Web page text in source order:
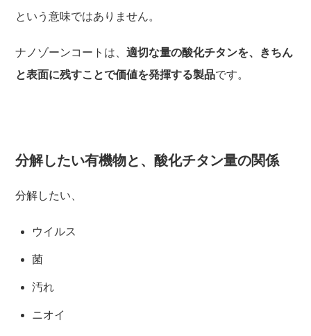
という意味ではありません。
ナノゾーンコートは、適切な量の酸化チタンを、きちん
と表面に残すことで価値を発揮する製品です。
分解したい有機物と、酸化チタン量の関係
分解したい、
ウイルス
菌
汚れ
ニオイ